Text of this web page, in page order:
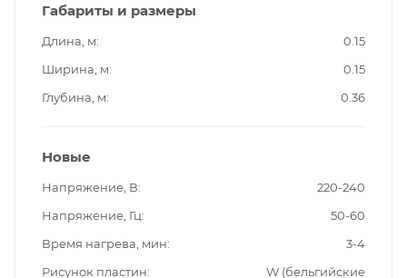
Габариты и размеры
Длина, м
0.15
Ширина, м
0.15
Глубина, м
0.36
Новые
Напряжение, В
220-240
Напряжение, Гц
50-60
Время нагрева, мин
3-4
Рисунок пластин
W (бельгийские